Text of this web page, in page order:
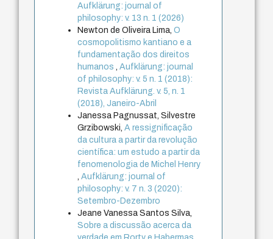
Aufklärung: journal of
philosophy: v. 13 n. 1 (2026)
Newton de Oliveira Lima,O
cosmopolitismo kantiano e a
fundamentação dos direitos
humanos
,Aufklärung: journal
of philosophy: v. 5 n. 1 (2018):
Revista Aufklärung. v. 5, n. 1
(2018), Janeiro-Abril
Janessa Pagnussat, Silvestre
Grzibowski,A ressignificação
da cultura a partir da revolução
científica: um estudo a partir da
fenomenologia de Michel Henry
,Aufklärung: journal of
philosophy: v. 7 n. 3 (2020):
Setembro-Dezembro
Jeane Vanessa Santos Silva,
Sobre a discussão acerca da